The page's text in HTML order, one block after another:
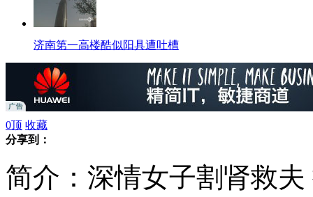
济南第一高楼酷似阳具遭吐槽
湖南渔民捞出巨型青鱼
上海一女子驾车撞倒保安
0顶 收藏
分享到：
简介：深情女子割肾救